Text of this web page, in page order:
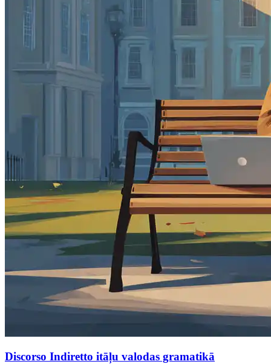
Discorso Indiretto itāļu valodas gramatikā